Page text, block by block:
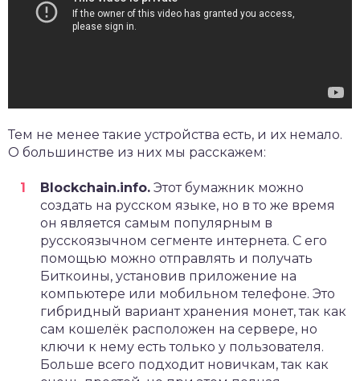
Тем не менее такие устройства есть, и их немало.
О большинстве из них мы расскажем:
Blockchain.info. Этот бумажник можно
создать на русском языке, но в то же время
он является самым популярным в
русскоязычном сегменте интернета. С его
помощью можно отправлять и получать
Биткоины, установив приложение на
компьютере или мобильном телефоне. Это
гибридный вариант хранения монет, так как
сам кошелёк расположен на сервере, но
ключи к нему есть только у пользователя.
Больше всего подходит новичкам, так как